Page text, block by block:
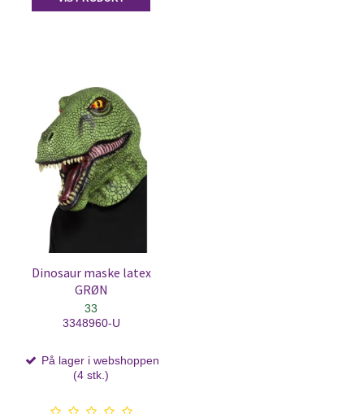
Dinosaur maske latex
GRØN
33
3348960-U
På lager i webshoppen
(4 stk.)